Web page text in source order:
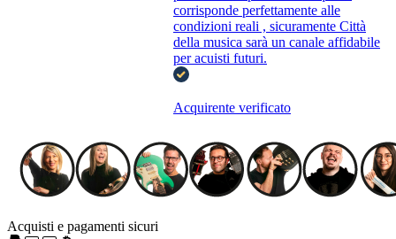
corrisponde perfettamente alle
condizioni reali , sicuramente Città
della musica sarà un canale affidabile
per acuisti futuri.
Acquirente verificato
Acquisti e pagamenti sicuri